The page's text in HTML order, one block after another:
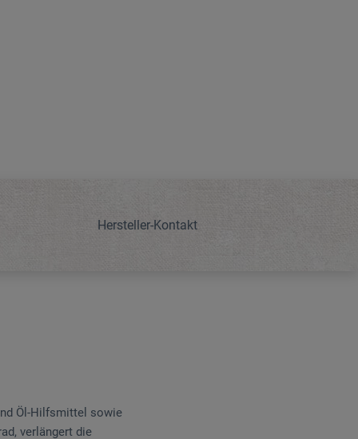
Hersteller-Kontakt
Öl-Hilfsmittel sowie
verlängert die